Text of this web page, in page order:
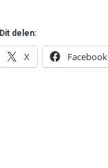
Dit delen:
X Facebook